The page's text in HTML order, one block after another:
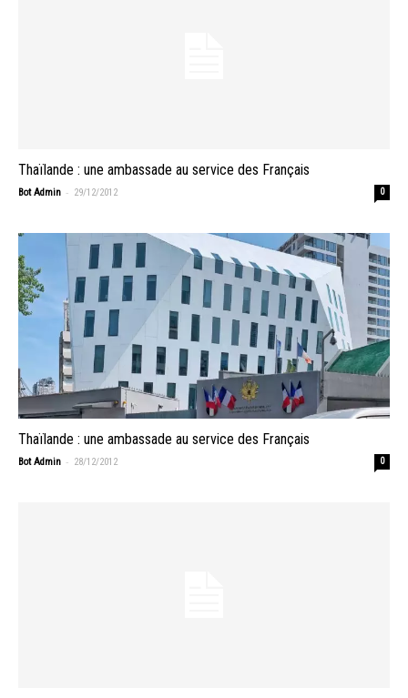
Thaïlande : une ambassade au service des Français
Bot Admin - 29/12/2012 0
Thaïlande : une ambassade au service des Français
Bot Admin - 28/12/2012 0